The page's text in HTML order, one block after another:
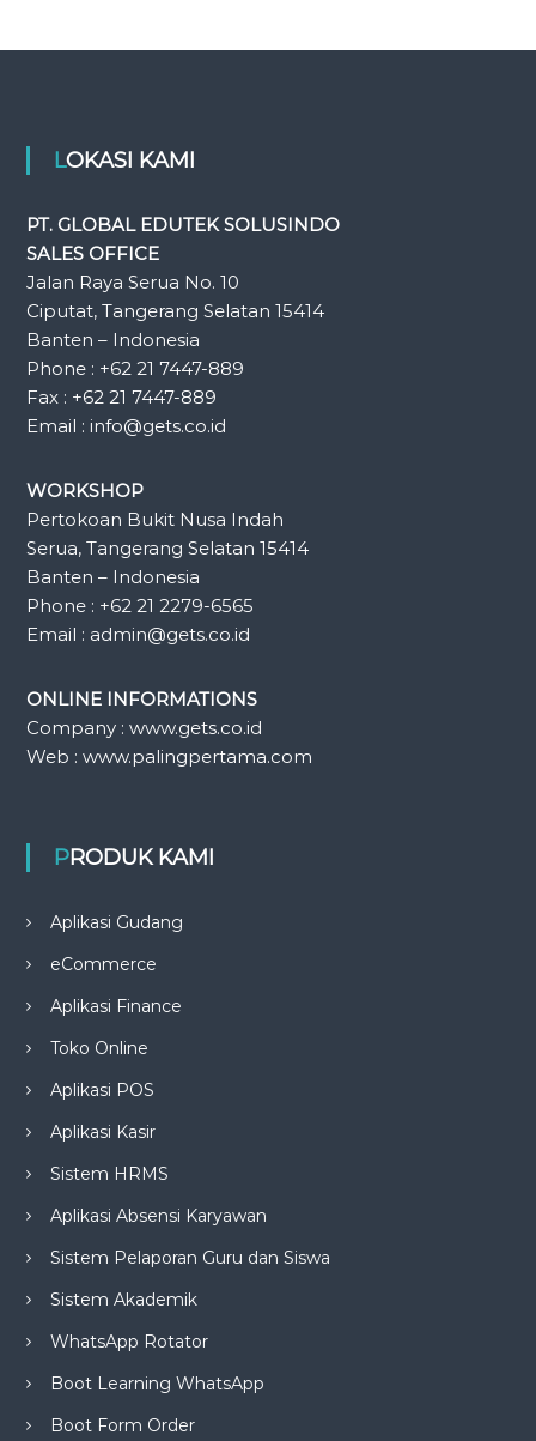
LOKASI KAMI
PT. GLOBAL EDUTEK SOLUSINDO
SALES OFFICE
Jalan Raya Serua No. 10
Ciputat, Tangerang Selatan 15414
Banten – Indonesia
Phone : +62 21 7447-889
Fax : +62 21 7447-889
Email : info@gets.co.id
WORKSHOP
Pertokoan Bukit Nusa Indah
Serua, Tangerang Selatan 15414
Banten – Indonesia
Phone : +62 21 2279-6565
Email : admin@gets.co.id
ONLINE INFORMATIONS
Company : www.gets.co.id
Web : www.palingpertama.com
PRODUK KAMI
Aplikasi Gudang
eCommerce
Aplikasi Finance
Toko Online
Aplikasi POS
Aplikasi Kasir
Sistem HRMS
Aplikasi Absensi Karyawan
Sistem Pelaporan Guru dan Siswa
Sistem Akademik
WhatsApp Rotator
Boot Learning WhatsApp
Boot Form Order